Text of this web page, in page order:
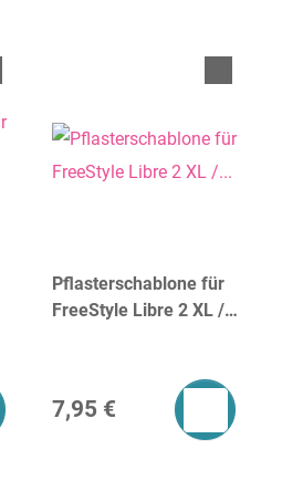
Pflasterschablone für
FreeStyle Libre 2 XL /
7,95 €